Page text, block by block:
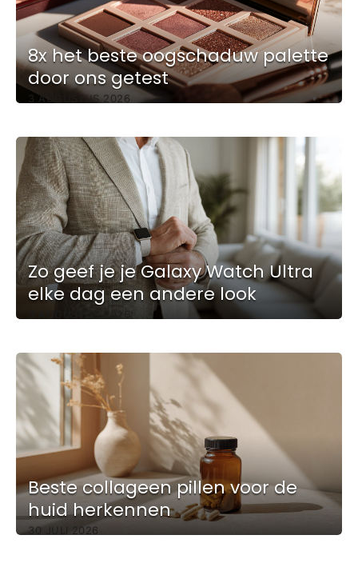
8x het beste oogschaduw palette
door ons getest
3 AUGUSTUS 2026
Zo geef je je Galaxy Watch Ultra
elke dag een andere look
Beste collageen pillen voor de
huid herkennen
30 JULI 2026